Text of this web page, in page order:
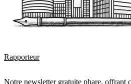
Rapporteur
Notre newsletter gratuite phare, offrant